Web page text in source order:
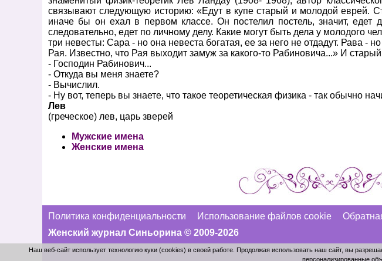
связывают следующую историю: «Едут в купе старый и молодой еврей.
иначе бы он ехал в первом классе. Он постелил постель, значит, едет
следовательно, едет по личному делу. Какие могут быть дела у молодого
три невесты: Сара - но она невеста богатая, ее за него не отдадут. Рава -
Рая. Известно, что Рая выходит замуж за какого-то Рабиновича...» И
- Господин Рабинович...
- Откуда вы меня знаете?
- Вычислил.
- Ну вот, теперь вы знаете, что такое теоретическая физика - так обычно
Лев
(греческое) лев, царь зверей
Мужские имена
Женские имена
Политика конфиденциальности Использование файлов cookie
Женский журнал Синьорина © 2009-2026
Наш веб-сайт использует технологию куки (cookies) в своей работе. Продолжая использовать наш сайт, вы
персонализированные